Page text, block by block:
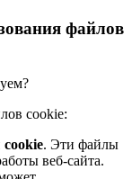
файлов
cookie:
. Эти файлы
веб-сайта.